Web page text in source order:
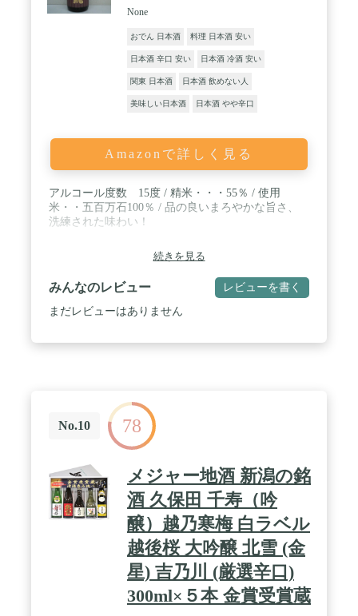
None
おでん 日本酒 料理 日本酒 安い
日本酒 辛口 安い 日本酒 冷酒 安い
関東 日本酒 日本酒 飲めない人
美味しい日本酒 日本酒 やや辛口
Amazonで詳しく見る
アルコール度数 15度 / 精米・・・55％ / 使用
米・・五百万石100％ / 品の良いまろやかな旨さ、
洗練された味わい！
続きを見る
みんなのレビュー レビューを書く
まだレビューはありません
No.10 78
メジャー地酒 新潟の銘
酒 久保田 千寿（吟
醸）越乃寒梅 白ラベル
越後桜 大吟醸 北雪 (金
星) 吉乃川 (厳選辛口)
300ml×５本 金賞受賞蔵